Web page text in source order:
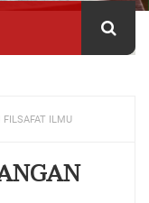
FILSAFAT ILMU